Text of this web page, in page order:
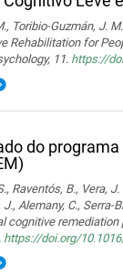
Toribio-Guzmán, J.
Rehabilitation for
11. https://
do
Raventós, B., Vera,
Alemany, C., Serra-
cognitive
https://doi.org/